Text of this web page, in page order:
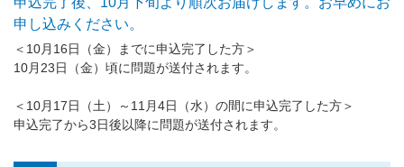
申し込みください。
＜10月16日（金）までに申込完了した方＞
10月23日（金）頃に問題が送付されます。
＜10月17日（土）～11月4日（水）の間に申込完了した方＞
申込完了から3日後以降に問題が送付されます。